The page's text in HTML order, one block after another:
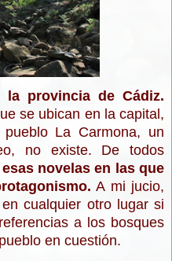
provincia de Cádiz.
se ubican en la capital,
La Carmona, un
no existe. De todos
novelas en las que
A mi jucio,
cualquier otro lugar si
a los bosques
en cuestión.